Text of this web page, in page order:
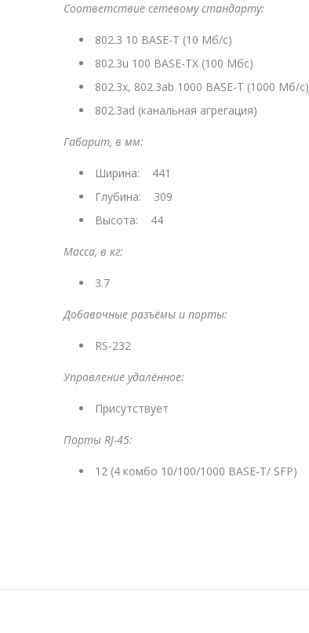
Соответствие сетевому стандарту:
802.3 10 BASE-T (10 Мб/с)
802.3u 100 BASE-TX (100 Мбс)
802.3x, 802.3ab 1000 BASE-T (1000 Мб/с)
802.3ad (канальная агрегация)
Габарит, в мм:
Ширина: 441
Глубина: 309
Высота: 44
Масса, в кг:
3.7
Добавочные разъёмы и порты:
RS-232
Управление удалённое:
Присутствует
Порты RJ-45:
12 (4 комбо 10/100/1000 BASE-T/ SFP)